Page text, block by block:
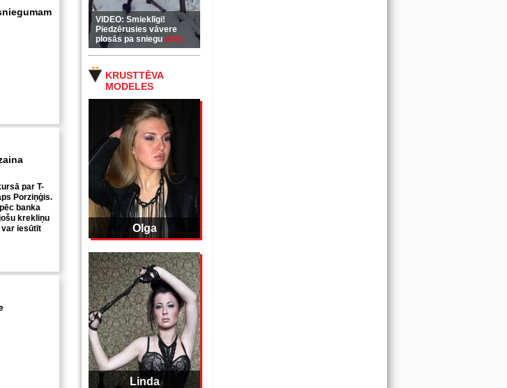
VIDEO: Smieklīgi!
Piedzērusies vāvere
plosās pa sniegu (255)
KRUSTTĒVA
MODELES
Olga
Linda
par T-
Porziņģis.
banka
krekliņu
var iesūtīt